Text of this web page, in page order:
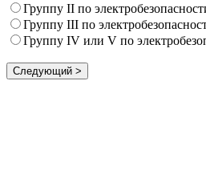
Группу II по
Группу III по
Группу IV или V по